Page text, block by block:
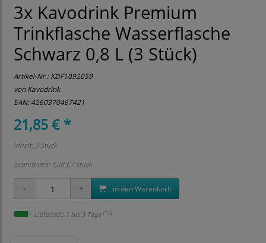
3x Kavodrink Premium
Trinkflasche Wasserflasche
Schwarz 0,8 L (3 Stück)
Artikel-Nr.:KDF1092059
von Kavodrink
EAN: 4260370467421
21,85 € *
Inhalt: 3 Stück
Grundpreis: 7,28 € / Stück
in den Warenkorb
Lieferzeit: 1 bis 3 Tage [*2]